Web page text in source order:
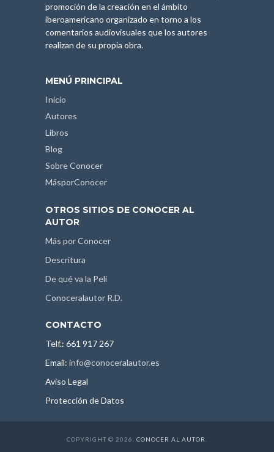
promoción de la creación en el ámbito
iberoamericano organizado en torno a los
comentarios audiovisuales que los autores
realizan de su propia obra.
MENÚ PRINCIPAL
Inicio
Autores
Libros
Blog
Sobre Conocer
MásporConocer
OTROS SITIOS DE CONOCER AL
AUTOR
Más por Conocer
Descritura
De qué va la Peli
Conoceralautor R.D.
CONTACTO
Telf.: 661 917 267
Email: info@conoceralautor.es
Aviso Legal
Protección de Datos
COPYRIGHT © 2026. CONOCER AL AUTOR